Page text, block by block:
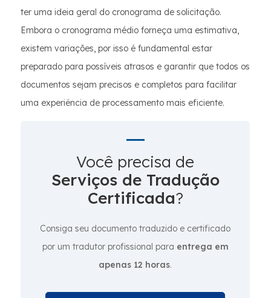
ter uma ideia geral do cronograma de solicitação.
Embora o cronograma médio forneça uma estimativa,
existem variações, por isso é fundamental estar
preparado para possíveis atrasos e garantir que todos os
documentos sejam precisos e completos para facilitar
uma experiência de processamento mais eficiente.
Você precisa de
Serviços de Tradução
Certificada?
Consiga seu documento traduzido e certificado
por um tradutor profissional para entrega em
apenas 12 horas.